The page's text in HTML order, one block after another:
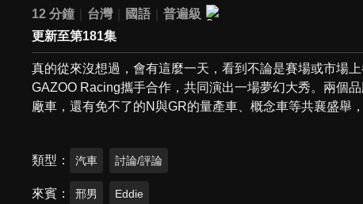
12 分鐘
台灣 國語
普遍級
更新至第181集
真的從來沒想過，會有這麼一天，看到不論是賽場或市場
GAZOO Racing攜手合作，共同演出一場夢幻大秀。兩個
廠車，還有免不了的N與GR的量產車、概念車等共襄盛舉
類型 汽車 討論/評論
來賓 邢男 Eddie